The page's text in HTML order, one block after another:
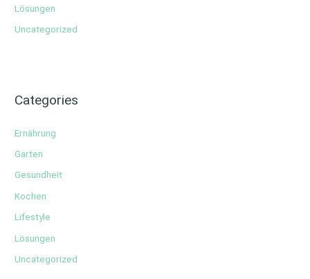
Lösungen
Uncategorized
Categories
Ernährung
Garten
Gesundheit
Kochen
Lifestyle
Lösungen
Uncategorized